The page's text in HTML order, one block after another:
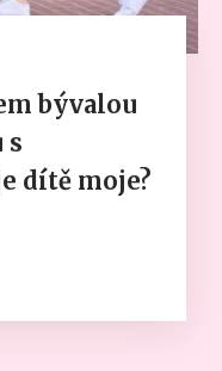
bývalou
s
dítě moje?